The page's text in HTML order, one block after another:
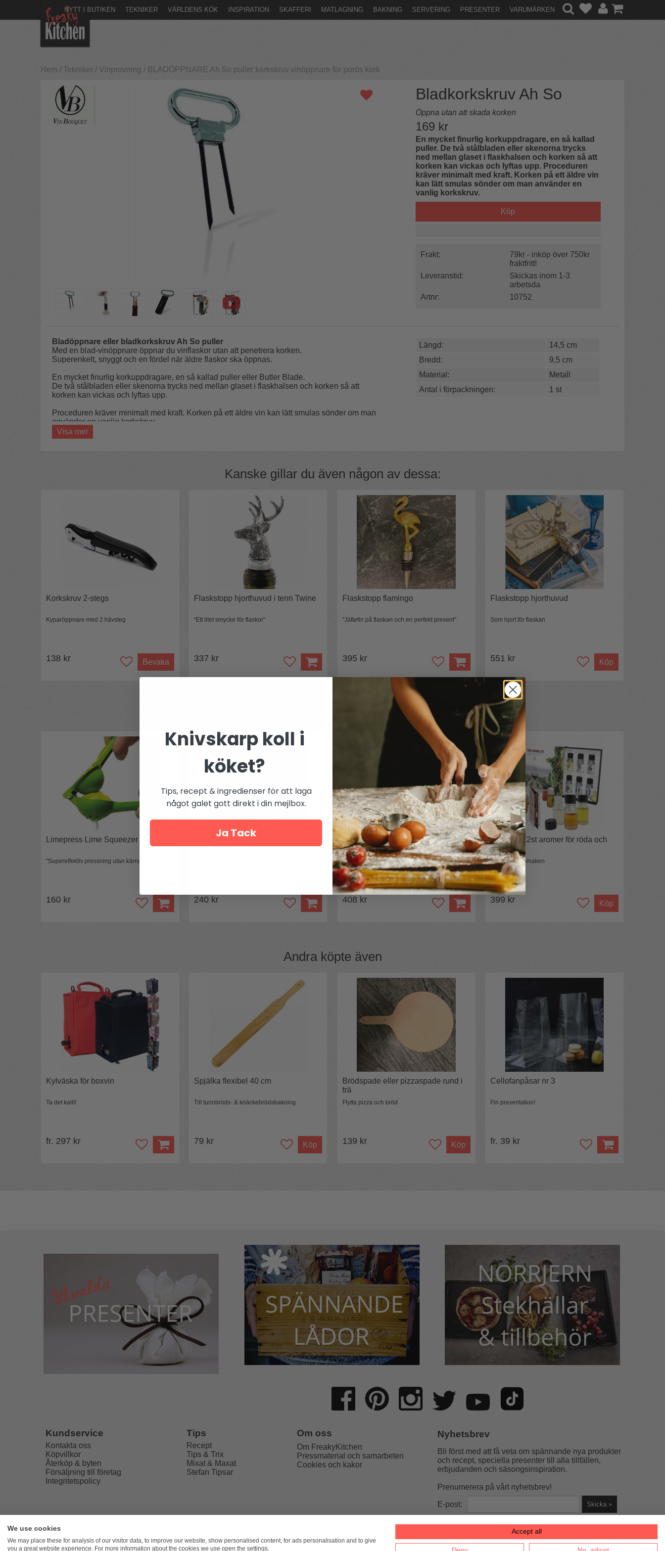
NYTT I BUTIKEN TEKNIKER VÄRLDENS KÖK INSPIRATION SKAFFERI MATLAGNING BAKNING SERVERING PRESENTER VARUMÄRKEN
Hem / Tekniker / Vinprovning / BLADÖPPNARE Ah So puller korkskruv vinöppnare för porös kork
Bladkorkskruv Ah So
Öppna utan att skada korken
169 kr
En mycket finurlig korkuppdragare, en så kallad
puller. De två stålbladen eller skenorna trycks
ned mellan glaset i flaskhalsen och korken så att
korken kan vickas och lyftas upp. Proceduren
kräver minimalt med kraft. Korken på ett äldre vin
kan lätt smulas sönder om man använder en
vanlig korkskruv.
Köp
Frakt:
79kr - inköp över 750kr
fraktfritt!
Leveranstid:
Skickas inom 1-3
arbetsda
Artnr:
10752
Bladöppnare eller bladkorkskruv Ah So puller
Med en blad-vinöppnare öppnar du vinflaskor utan att penetrera korken.
Superenkelt, snyggt och en fördel när äldre flaskor ska öppnas.
En mycket finurlig korkuppdragare, en så kallad puller eller Butler Blade.
De två stålbladen eller skenorna trycks ned mellan glaset i flaskhalsen och korken så att
korken kan vickas och lyftas upp.
Proceduren kräver minimalt med kraft. Korken på ett äldre vin kan lätt smulas sönder om man
använder en vanlig korkskruv.
Längd:
Visa mer
Längd:
14,5 cm
Bredd:
9,5 cm
Material:
Metall
Antal i förpackningen:
1 st
Kanske gillar du även någon av dessa:
Korkskruv 2-stegs
Kyparöppnare med 2 hävsteg
138 kr Bevaka
Flaskstopp hjorthuvud i tenn Twine
"Ett litet smycke för flaskor"
337 kr
Flaskstopp flamingo
"Jättefin på flaskan och en perfekt present"
395 kr
Flaskstopp hjorthuvud
Som hjort för flaskan
551 kr Köp
VinBouquet
Limepress Lime Squeezer
"Supereffektiv pressning utan kärnor"
160 kr
datum
240 kr
Spottkopp Spitton svart
Klassisk spitton
408 kr
Doftlåda 12st aromer för röda och
vita viner
Lär dig hitta smaken
399 kr Köp
Andra köpte även
Kylväska för boxvin
Ta det kallt!
fr. 297 kr
Spjälka flexibel 40 cm
Till tunnbröds- & knäckebrödsbakning
79 kr Köp
Brödspade eller pizzaspade rund i
trä
Flytta pizza och bröd
139 kr Köp
Cellofanpåsar nr 3
Fin presentation!
fr. 39 kr
Kundservice
Kontakta oss
Köpvillkor
Återköp & byten
Försäljning till företag
Integritetspolicy
Tips
Recept
Tips & Trix
Mixat & Maxat
Stefan Tipsar
Om oss
Om FreakyKitchen
Pressmaterial och samarbeten
Cookies och kakor
Nyhetsbrev
Bli först med att få veta om spännande nya produkter
och recept, speciella presenter till alla tillfällen,
erbjudanden och säsongsinspiration.
Prenumerera på vårt nyhetsbrev!
E-post:
FreakyKitchen hello@freakykitchen.se Telefon: 076-217 78 58 (mejla helst)
We use cookies
We may place these for analysis of our visitor data, to improve our website, show personalised content, for ads personalisation and to give
you a great website experience. For more information about the cookies we use open the settings.
Accept all
Knivskarp koll i
köket?
Tips, recept & ingredienser för att laga
något galet gott direkt i din mejlbox.
Ja Tack